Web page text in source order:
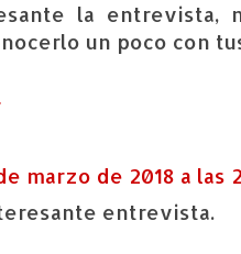
la entrevista,
un poco con
marzo de 2018 a las
entrevista.